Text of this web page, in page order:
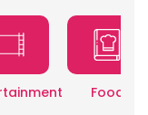
Food